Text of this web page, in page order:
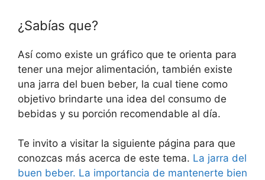
¿Sabías que?
Así como existe un gráfico que te orienta para
tener una mejor alimentación, también existe
una jarra del buen beber, la cual tiene como
objetivo brindarte una idea del consumo de
bebidas y su porción recomendable al día.
Te invito a visitar la siguiente página para que
conozcas más acerca de este tema. La jarra del
buen beber. La importancia de mantenerte bien